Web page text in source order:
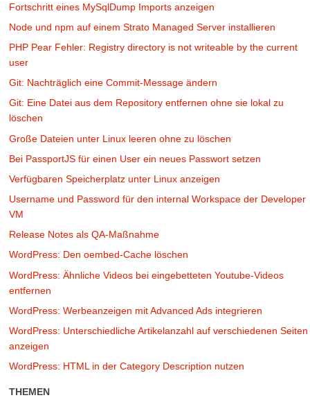
Fortschritt eines MySqlDump Imports anzeigen
Node und npm auf einem Strato Managed Server installieren
PHP Pear Fehler: Registry directory is not writeable by the current
user
Git: Nachträglich eine Commit-Message ändern
Git: Eine Datei aus dem Repository entfernen ohne sie lokal zu
löschen
Große Dateien unter Linux leeren ohne zu löschen
Bei PassportJS für einen User ein neues Passwort setzen
Verfügbaren Speicherplatz unter Linux anzeigen
Username und Password für den internal Workspace der Developer
VM
Release Notes als QA-Maßnahme
WordPress: Den oembed-Cache löschen
WordPress: Ähnliche Videos bei eingebetteten Youtube-Videos
entfernen
WordPress: Werbeanzeigen mit Advanced Ads integrieren
WordPress: Unterschiedliche Artikelanzahl auf verschiedenen Seiten
anzeigen
WordPress: HTML in der Category Description nutzen
THEMEN